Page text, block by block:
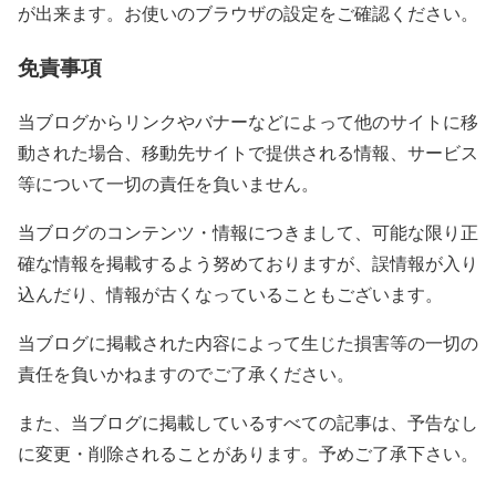
が出来ます。お使いのブラウザの設定をご確認ください。
免責事項
当ブログからリンクやバナーなどによって他のサイトに移
動された場合、移動先サイトで提供される情報、サービス
等について一切の責任を負いません。
当ブログのコンテンツ・情報につきまして、可能な限り正
確な情報を掲載するよう努めておりますが、誤情報が入り
込んだり、情報が古くなっていることもございます。
当ブログに掲載された内容によって生じた損害等の一切の
責任を負いかねますのでご了承ください。
また、当ブログに掲載しているすべての記事は、予告なし
に変更・削除されることがあります。予めご了承下さい。